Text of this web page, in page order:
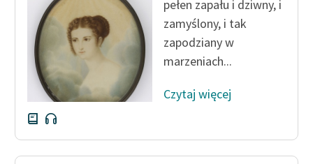
pełen zapału i dziwny, i
zamyślony, i tak
zapodziany w
marzeniach...
Czytaj więcej